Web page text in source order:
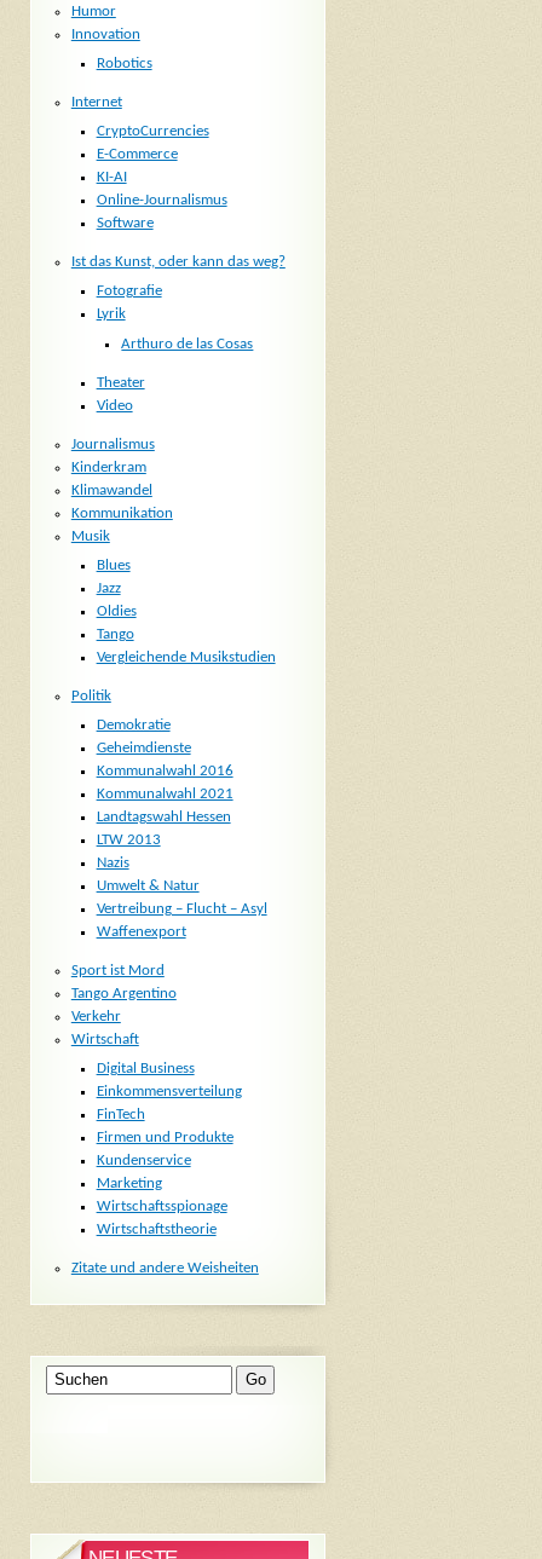
Humor
Innovation
Robotics
Internet
CryptoCurrencies
E-Commerce
KI-AI
Online-Journalismus
Software
Ist das Kunst, oder kann das weg?
Fotografie
Lyrik
Arthuro de las Cosas
Theater
Video
Journalismus
Kinderkram
Klimawandel
Kommunikation
Musik
Blues
Jazz
Oldies
Tango
Vergleichende Musikstudien
Politik
Demokratie
Geheimdienste
Kommunalwahl 2016
Kommunalwahl 2021
Landtagswahl Hessen
LTW 2013
Nazis
Umwelt & Natur
Vertreibung – Flucht – Asyl
Waffenexport
Sport ist Mord
Tango Argentino
Verkehr
Wirtschaft
Digital Business
Einkommensverteilung
FinTech
Firmen und Produkte
Kundenservice
Marketing
Wirtschaftsspionage
Wirtschaftstheorie
Zitate und andere Weisheiten